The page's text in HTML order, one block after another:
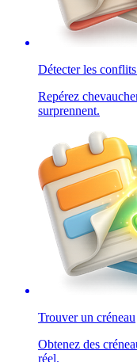
Détecter les
Repérez
surprennent.
Trouver un créneau
Obtenez des
réel.